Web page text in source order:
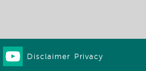
Disclaimer Privacy